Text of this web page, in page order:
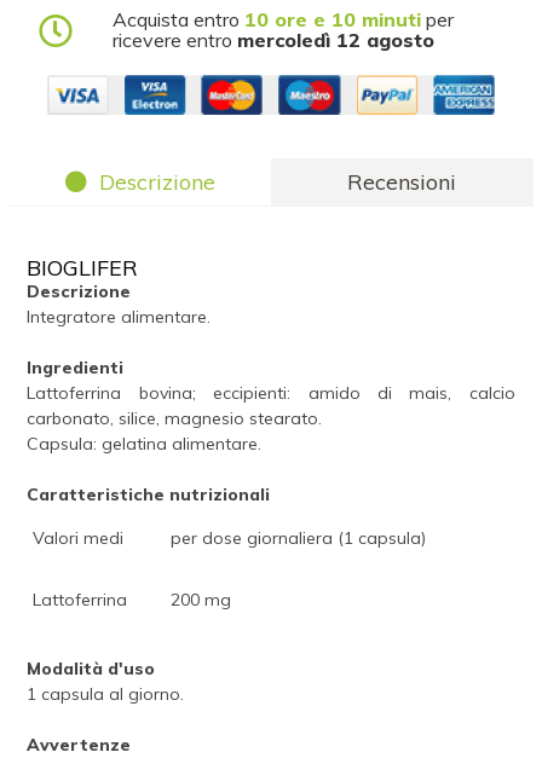
Acquista entro 10 ore e 10 minuti per
ricevere entro mercoledì 12 agosto
Descrizione Recensioni
BIOGLIFER
Descrizione
Integratore alimentare.
Ingredienti
Lattoferrina bovina; eccipienti: amido di mais, calcio
carbonato, silice, magnesio stearato.
Capsula: gelatina alimentare.
Caratteristiche nutrizionali
Valori medi
per dose giornaliera (1 capsula)
Lattoferrina 200 mg
Modalità d'uso
1 capsula al giorno.
Avvertenze